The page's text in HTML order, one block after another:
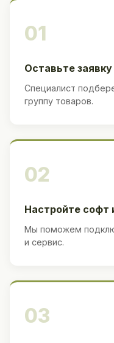
01
Оставьте заявку
Специалист
группу товаров.
02
Настройте софт
Мы поможем
и сервис.
03